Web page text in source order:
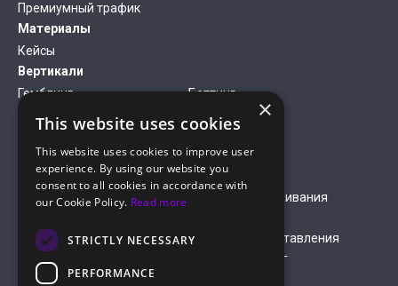
Премиумный трафик
Материалы
Кейсы
Вертикали
Гемблинг
Беттинг
Антивирусы
Дейтинг
Нутра
Компания
О нас
Медиакит
Правила оплаты кредитной
Правила обслуживания
Условия обслуживания
Условия предоставления
рекламных услуг
Политика
×
This website uses cookies
This website uses cookies to improve user
experience. By using our website you
consent to all cookies in accordance with
our Cookie Policy. Read more
STRICTLY NECESSARY
PERFORMANCE